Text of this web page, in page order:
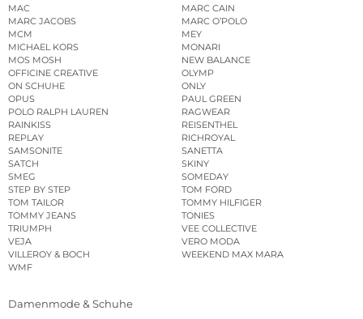
MAC
MARC CAIN
MARC JACOBS
MARC O’POLO
MCM
MEY
MICHAEL KORS
MONARI
MOS MOSH
NEW BALANCE
OFFICINE CREATIVE
OLYMP
ON SCHUHE
ONLY
OPUS
PAUL GREEN
POLO RALPH LAUREN
RAGWEAR
RAINKISS
REISENTHEL
REPLAY
RICHROYAL
SAMSONITE
SANETTA
SATCH
SKINY
SMEG
SOMEDAY
STEP BY STEP
TOM FORD
TOM TAILOR
TOMMY HILFIGER
TOMMY JEANS
TONIES
TRIUMPH
VEE COLLECTIVE
VEJA
VERO MODA
VILLEROY & BOCH
WEEKEND MAX MARA
WMF
Damenmode & Schuhe